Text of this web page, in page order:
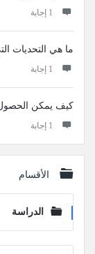
‫1 إجابة
ما هي التحديات
‫1 إجابة
كيف يمكن
‫1 إجابة
الأقسام
الدراسة